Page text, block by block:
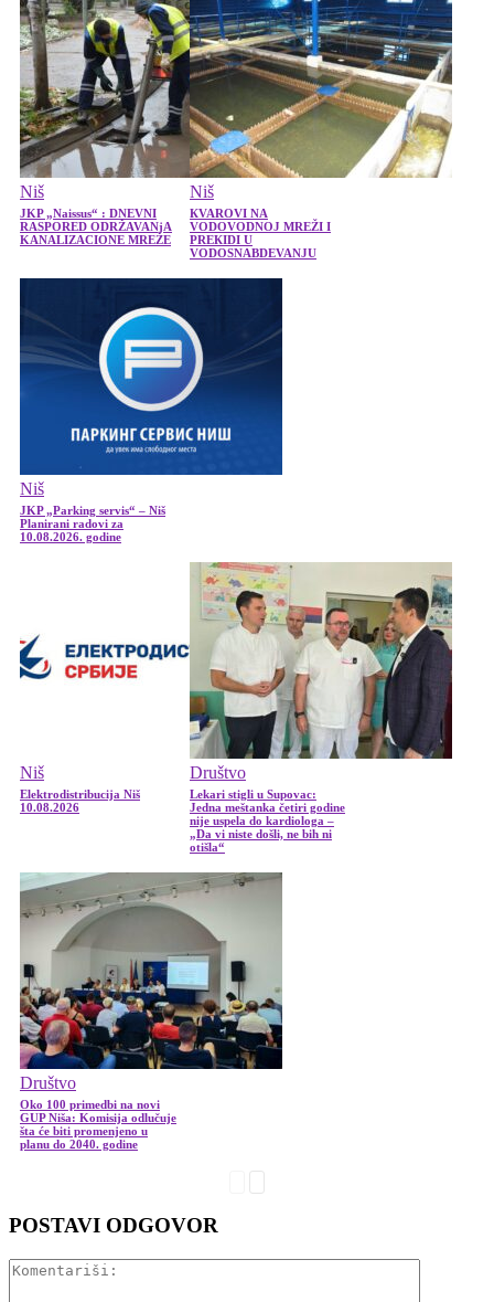
Niš
JKP „Naissus“ : DNEVNI
RASPORED ODRŽAVANjA
KANALIZACIONE MREŽE
Niš
КVAROVI NA
VODOVODNOJ MREŽI I
PREКIDI U
VODOSNABDEVANJU
Niš
JKP „Parking servis“ – Niš
Planirani radovi za
10.08.2026. godine
Niš
Elektrodistribucija Niš
10.08.2026
Društvo
Lekari stigli u Supovac:
Jedna meštanka četiri godine
nije uspela do kardiologa –
„Da vi niste došli, ne bih ni
otišla“
Društvo
Oko 100 primedbi na novi
GUP Niša: Komisija odlučuje
šta će biti promenjeno u
planu do 2040. godine
POSTAVI ODGOVOR